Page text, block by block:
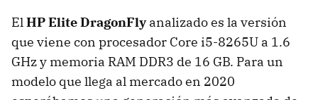
ElHP Elite DragonFlyanalizado es la versión
que viene con procesador Core i5-8265U a 1.6
GHz y memoria RAM DDR3 de 16 GB. Para un
modelo que llega al mercado en 2020